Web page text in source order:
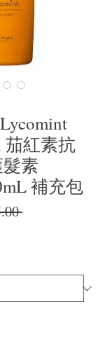
茄紅素抗
素
補充包
Regular Price
Price